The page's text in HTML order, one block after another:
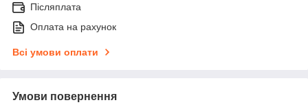
Післяплата
Оплата на рахунок
Всі умови оплати
Умови повернення